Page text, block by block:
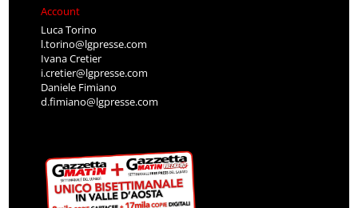
Account
Luca Torino
l.torino@lgpresse.com
Ivana Cretier
i.cretier@lgpresse.com
Daniele Fimiano
d.fimiano@lgpresse.com